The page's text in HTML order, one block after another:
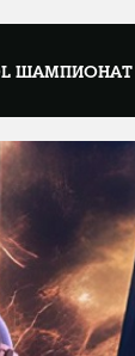
ШАМПИОНАТ